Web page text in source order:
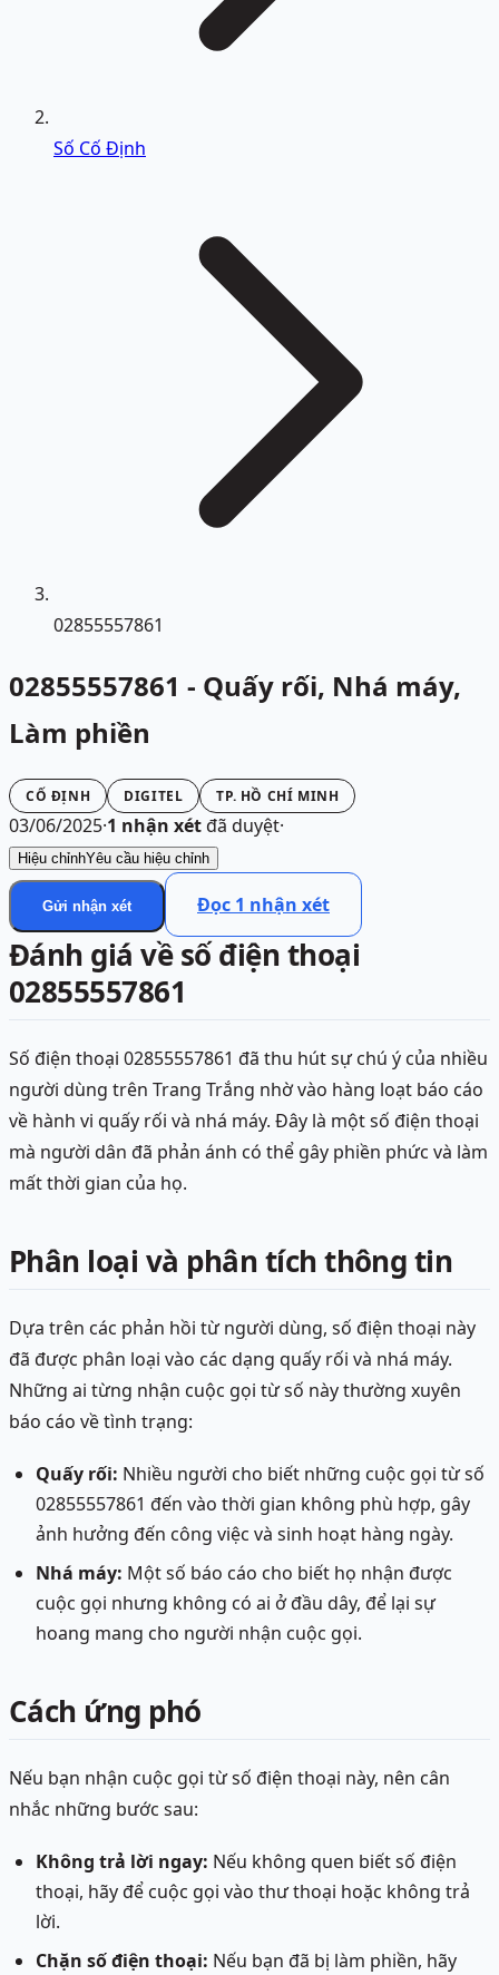
Số Cố Định
02855557861
02855557861 - Quấy rối, Nhá máy,
Làm phiền
CỐ ĐỊNH DIGITEL TP. HỒ CHÍ MINH
03/06/2025·1 nhận xétđã duyệt·
Hiệu chỉnhYêu cầu hiệu chỉnh
Gửi nhận xét Đọc 1 nhận xét
Đánh giá về số điện thoại
02855557861
Số điện thoại 02855557861 đã thu hút sự chú ý của nhiều
người dùng trên Trang Trắng nhờ vào hàng loạt báo cáo
về hành vi quấy rối và nhá máy. Đây là một số điện thoại
mà người dân đã phản ánh có thể gây phiền phức và làm
mất thời gian của họ.
Phân loại và phân tích thông tin
Dựa trên các phản hồi từ người dùng, số điện thoại này
đã được phân loại vào các dạng quấy rối và nhá máy.
Những ai từng nhận cuộc gọi từ số này thường xuyên
báo cáo về tình trạng:
Quấy rối: Nhiều người cho biết những cuộc gọi từ số
02855557861 đến vào thời gian không phù hợp, gây
ảnh hưởng đến công việc và sinh hoạt hàng ngày.
Nhá máy: Một số báo cáo cho biết họ nhận được
cuộc gọi nhưng không có ai ở đầu dây, để lại sự
hoang mang cho người nhận cuộc gọi.
Cách ứng phó
Nếu bạn nhận cuộc gọi từ số điện thoại này, nên cân
nhắc những bước sau:
Không trả lời ngay: Nếu không quen biết số điện
thoại, hãy để cuộc gọi vào thư thoại hoặc không trả
lời.
Chặn số điện thoại: Nếu bạn đã bị làm phiền, hãy